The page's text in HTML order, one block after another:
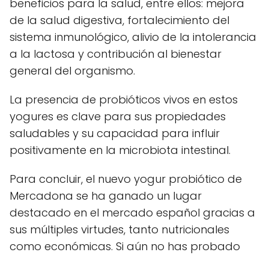
beneficios para la salud, entre ellos: mejora
de la salud digestiva, fortalecimiento del
sistema inmunológico, alivio de la intolerancia
a la lactosa y contribución al bienestar
general del organismo.
La presencia de probióticos vivos en estos
yogures es clave para sus propiedades
saludables y su capacidad para influir
positivamente en la microbiota intestinal.
Para concluir, el nuevo yogur probiótico de
Mercadona se ha ganado un lugar
destacado en el mercado español gracias a
sus múltiples virtudes, tanto nutricionales
como económicas. Si aún no has probado